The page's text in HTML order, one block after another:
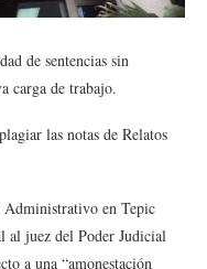
de sentencias sin
carga de trabajo.
las notas de Relatos
en Tepic
al juez del Poder Judicial
a una “amonestación